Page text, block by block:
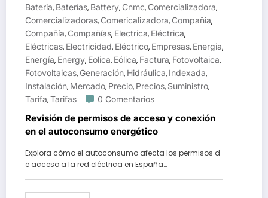
Bateria, Baterías, Battery, Cnmc, Comercializadora,
Comercializadoras, Comericalizadora, Compañia,
Compañía, Compañías, Electrica, Eléctrica,
Eléctricas, Electricidad, Eléctrico, Empresas, Energia,
Energía, Energy, Eolica, Eólica, Factura, Fotovoltaica,
Fotovoltaicas, Generación, Hidráulica, Indexada,
Instalación, Mercado, Precio, Precios, Suministro,
Tarifa,Tarifas 0 Comentarios
Revisión de permisos de acceso y conexión
en el autoconsumo energético
Explora cómo el autoconsumo afecta los permisos d
e acceso a la red eléctrica en España…